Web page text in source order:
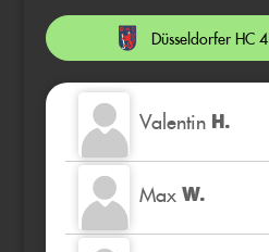
Düsseldorfer HC 4
Valentin H.
Max W.